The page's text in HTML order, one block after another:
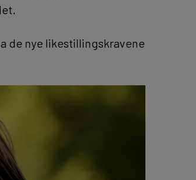
de nye likestillingskravene